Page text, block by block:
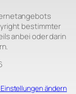
bestimmter
anbei oder darin
ändern